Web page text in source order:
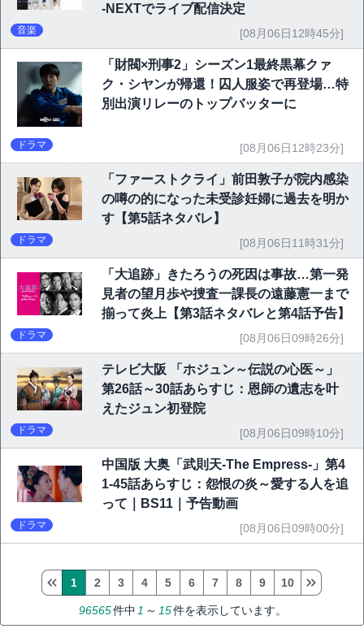
-NEXTでライブ配信決定
音楽 [08月06日12時45分]
「財閥×刑事2」シーズン1最終黒幕クァ
ク・シヤンが帰還！囚人服姿で再登場…特
別出演リレーのトップバッターに
ドラマ [08月06日12時23分]
「ファーストクライ」前田敦子が院内感染
の噂の的になった未受診妊婦に過去を明か
す【第5話ネタバレ】
ドラマ [08月06日11時31分]
「大追跡」きたろうの死因は事故…第一発
見者の望月歩や捜査一課長の遠藤憲一まで
揃って炎上【第3話ネタバレと第4話予告】
ドラマ [08月06日09時26分]
テレビ大阪 「ホジュン～伝説の心医～」
第26話～30話あらすじ：恩師の遺志を叶
えたジュン初登院
ドラマ [08月06日09時10分]
中国版 大奥「武則天-The Empress-」第4
1-45話あらすじ：怨恨の炎～愛する人を追
って｜BS11｜予告動画
ドラマ [08月06日09時00分]
96565件中 1 ～ 15件を表示しています。
1 2 3 4 5 6 7 8 9 10